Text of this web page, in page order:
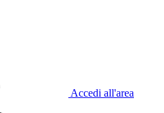
Accedi all'area